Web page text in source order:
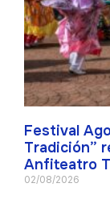
Festival
Tradición”
Anfiteatro
02/08/2026